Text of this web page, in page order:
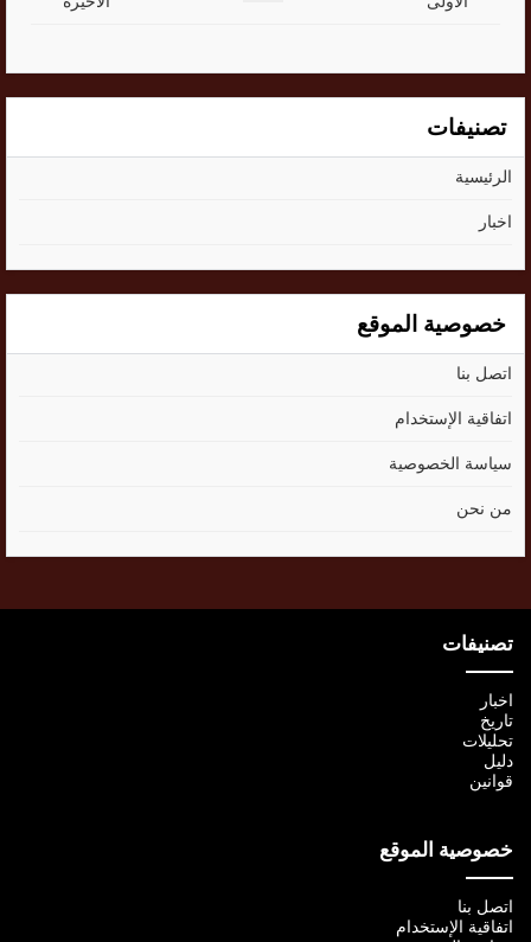
تصنيفات
الرئيسية
اخبار
خصوصية الموقع
اتصل بنا
اتفاقية الإستخدام
سياسة الخصوصية
من نحن
تصنيفات
اخبار
تاريخ
تحليلات
دليل
قوانين
خصوصية الموقع
اتصل بنا
اتفاقية الإستخدام